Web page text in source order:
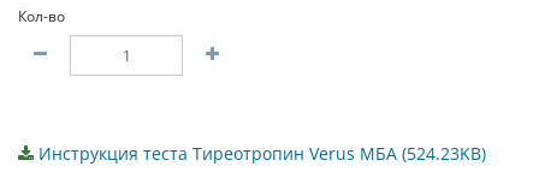
Кол-во
Инструкция теста Тиреотропин Verus МБА (524.23KB)